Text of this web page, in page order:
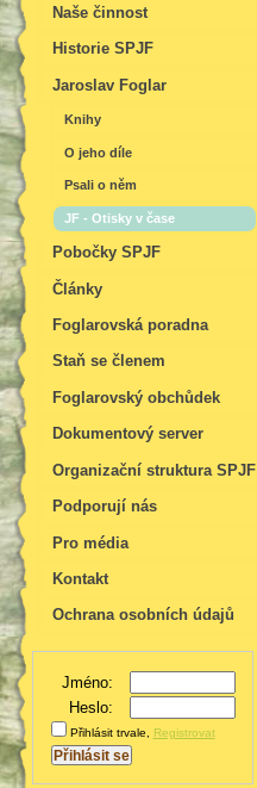
Naše činnost
Historie SPJF
Jaroslav Foglar
Knihy
O jeho díle
Psali o něm
JF - Otisky v čase
Pobočky SPJF
Články
Foglarovská poradna
Staň se členem
Foglarovský obchůdek
Dokumentový server
Organizační struktura SPJF
Podporují nás
Pro média
Kontakt
Ochrana osobních údajů
Jméno:
Heslo:
Přihlásit trvale Registrovat